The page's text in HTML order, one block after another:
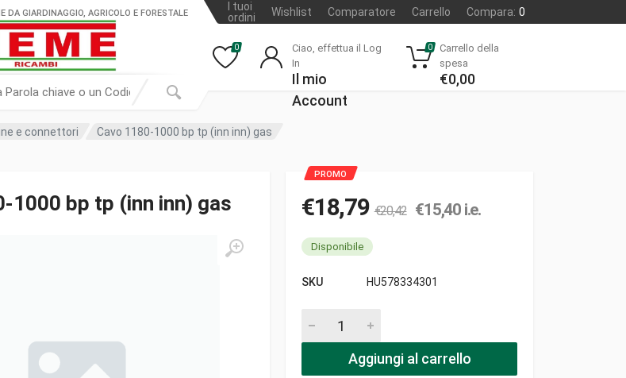
I tuoi
ordini
Wishlist Comparatore Carrello Compara: 0
DA GIARDINAGGIO, AGRICOLO E FORESTALE
0
Ciao, effettua il Log
In
Il mio
Account
0
Carrello della
spesa
€0,00
e connettori Cavo 1180-1000 bp tp (inn inn) gas
1000 bp tp (inn inn) gas €18,79 €20,42 €15,40 i.e.
Disponibile
SKU HU578334301
Aggiungi al carrello